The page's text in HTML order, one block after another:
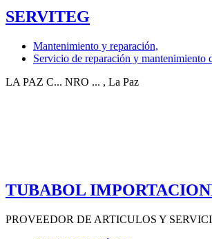
SERVITEG
Mantenimiento y reparación,
Servicio de reparación y mantenimiento
LA PAZ C... NRO ... , La Paz
TUBABOL
PROVEEDOR DE ARTICULOS Y